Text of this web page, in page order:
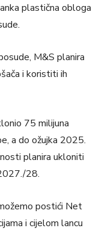
plastična obloga
M&S planira
i koristiti ih
75 milijuna
a do ožujka 2025.
planira ukloniti
28.
postići Net
i cijelom lancu